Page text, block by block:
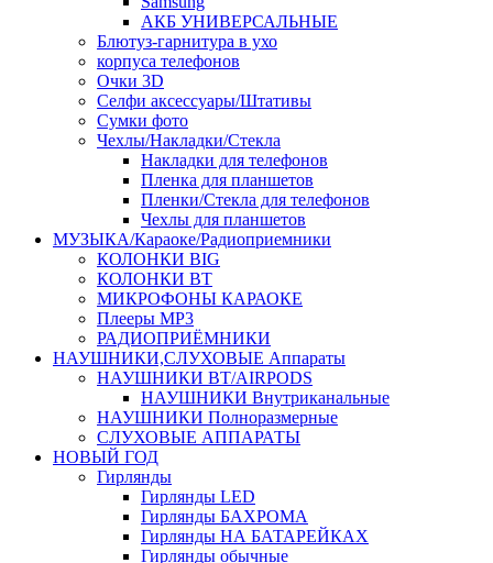
АКБ УНИВЕРСАЛЬНЫЕ
Блютуз-гарнитура в ухо
корпуса телефонов
Очки 3D
Селфи аксессуары/Штативы
Сумки фото
Чехлы/Накладки/Стекла
Накладки для телефонов
Пленка для планшетов
Пленки/Стекла для телефонов
Чехлы для планшетов
МУЗЫКА/Караоке/Радиоприемники
КОЛОНКИ BIG
КОЛОНКИ BT
МИКРОФОНЫ КАРАОКЕ
Плееры MP3
РАДИОПРИЁМНИКИ
НАУШНИКИ,СЛУХОВЫЕ Аппараты
НАУШНИКИ BT/AIRPODS
НАУШНИКИ Внутриканальные
НАУШНИКИ Полноразмерные
СЛУХОВЫЕ АППАРАТЫ
НОВЫЙ ГОД
Гирлянды
Гирлянды LED
Гирлянды БАХРОМА
Гирлянды НА БАТАРЕЙКАХ
Гирлянды обычные